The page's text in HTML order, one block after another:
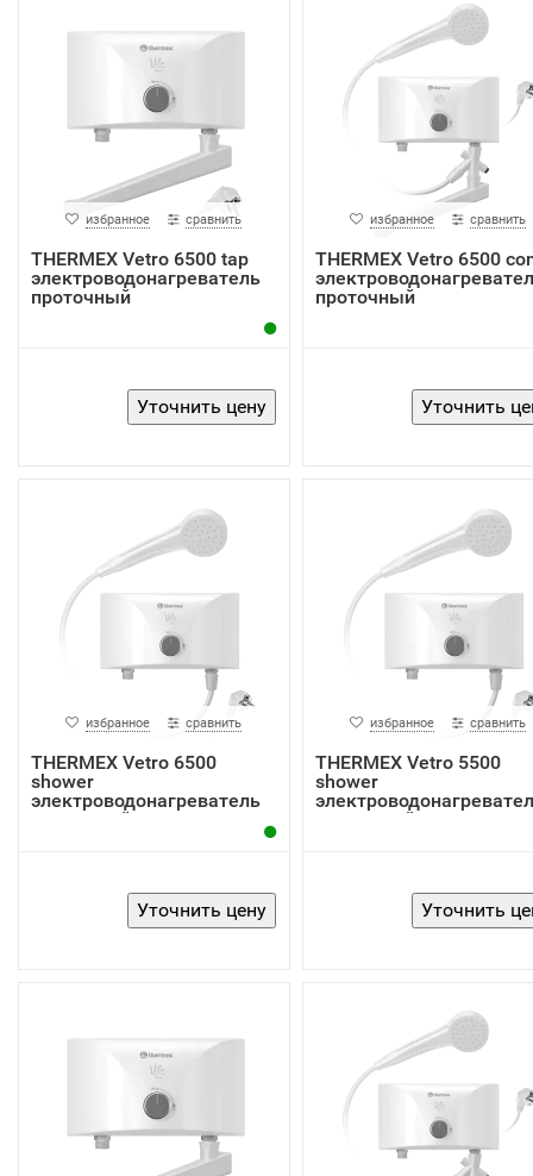
избранное сравнить
THERMEX Vetro 6500 tap
электроводонагреватель
проточный
избранное сравнить
THERMEX Vetro 6500
проточный
избранное сравнить
THERMEX Vetro 6500
shower
электроводонагреватель
проточный
избранное сравнить
THERMEX Vetro 5500
shower
проточный